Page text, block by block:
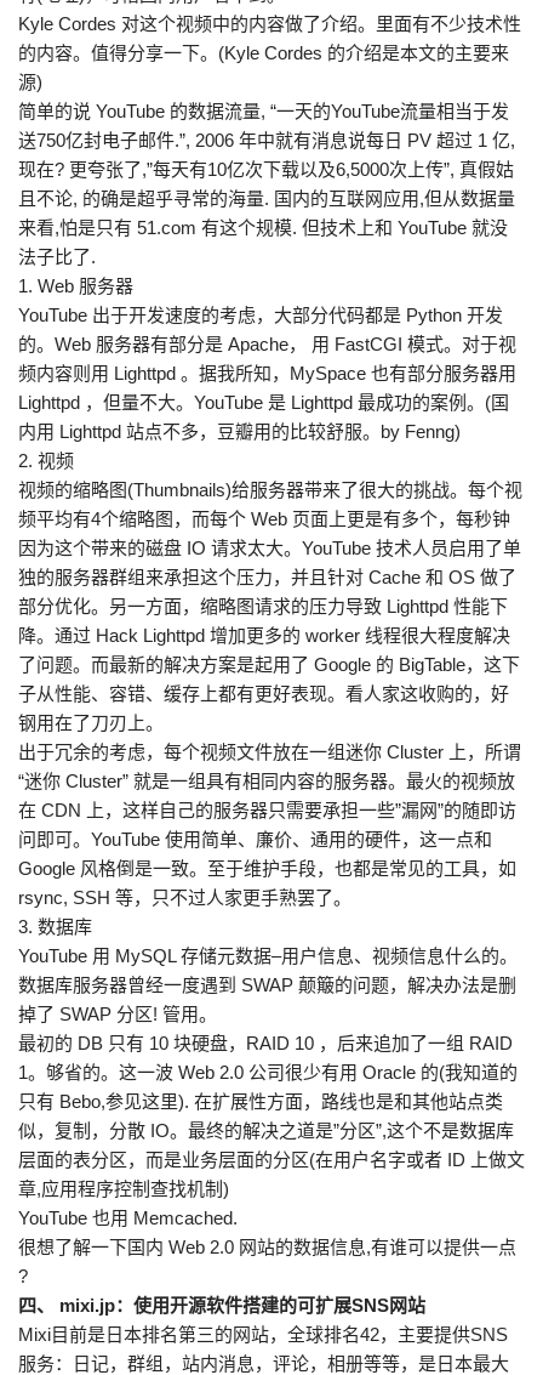
Kyle Cordes 对这个视频中的内容做了介绍。里面有不少技术性
的内容。值得分享一下。(Kyle Cordes 的介绍是本文的主要来
源)
简单的说 YouTube 的数据流量, “一天的YouTube流量相当于发
送750亿封电子邮件.”, 2006 年中就有消息说每日 PV 超过 1 亿,
现在? 更夸张了,”每天有10亿次下载以及6,5000次上传”, 真假姑
且不论, 的确是超乎寻常的海量. 国内的互联网应用,但从数据量
来看,怕是只有 51.com 有这个规模. 但技术上和 YouTube 就没
法子比了.
1. Web 服务器
YouTube 出于开发速度的考虑，大部分代码都是 Python 开发
的。Web 服务器有部分是 Apache， 用 FastCGI 模式。对于视
频内容则用 Lighttpd 。据我所知，MySpace 也有部分服务器用
Lighttpd ，但量不大。YouTube 是 Lighttpd 最成功的案例。(国
内用 Lighttpd 站点不多，豆瓣用的比较舒服。by Fenng)
2. 视频
视频的缩略图(Thumbnails)给服务器带来了很大的挑战。每个视
频平均有4个缩略图，而每个 Web 页面上更是有多个，每秒钟
因为这个带来的磁盘 IO 请求太大。YouTube 技术人员启用了单
独的服务器群组来承担这个压力，并且针对 Cache 和 OS 做了
部分优化。另一方面，缩略图请求的压力导致 Lighttpd 性能下
降。通过 Hack Lighttpd 增加更多的 worker 线程很大程度解决
了问题。而最新的解决方案是起用了 Google 的 BigTable，这下
子从性能、容错、缓存上都有更好表现。看人家这收购的，好
钢用在了刀刃上。
出于冗余的考虑，每个视频文件放在一组迷你 Cluster 上，所谓
“迷你 Cluster” 就是一组具有相同内容的服务器。最火的视频放
在 CDN 上，这样自己的服务器只需要承担一些”漏网”的随即访
问即可。YouTube 使用简单、廉价、通用的硬件，这一点和
Google 风格倒是一致。至于维护手段，也都是常见的工具，如
rsync, SSH 等，只不过人家更手熟罢了。
3. 数据库
YouTube 用 MySQL 存储元数据–用户信息、视频信息什么的。
数据库服务器曾经一度遇到 SWAP 颠簸的问题，解决办法是删
掉了 SWAP 分区! 管用。
最初的 DB 只有 10 块硬盘，RAID 10 ，后来追加了一组 RAID
1。够省的。这一波 Web 2.0 公司很少有用 Oracle 的(我知道的
只有 Bebo,参见这里). 在扩展性方面，路线也是和其他站点类
似，复制，分散 IO。最终的解决之道是”分区”,这个不是数据库
层面的表分区，而是业务层面的分区(在用户名字或者 ID 上做文
章,应用程序控制查找机制)
YouTube 也用 Memcached.
很想了解一下国内 Web 2.0 网站的数据信息,有谁可以提供一点
?
四、 mixi.jp：使用开源软件搭建的可扩展SNS网站
Mixi目前是日本排名第三的网站，全球排名42，主要提供SNS
服务：日记，群组，站内消息，评论，相册等等，是日本最大